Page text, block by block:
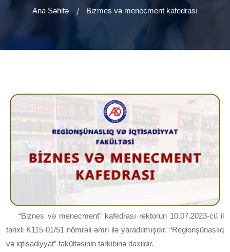
Ana Səhifə Bizmes və menecment kafedrası
“Biznes və menecment” kafedrası rektorun 10.07.2023-cü il
tarixli K115-01/51 nömrəli əmri ilə yaradılmışdır. “Regionşünaslıq
və iqtisadiyyat” fakültəsinin tərkibinə daxildir.